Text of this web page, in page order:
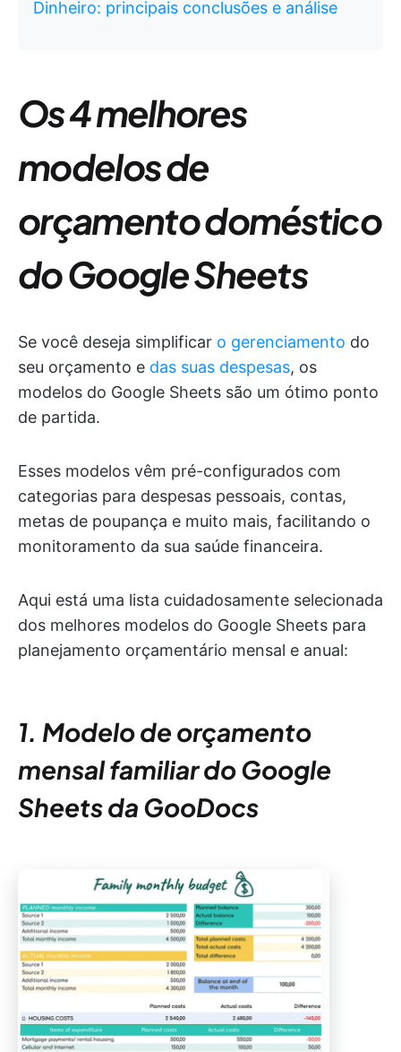
Dinheiro: principais conclusões e análise
Os 4 melhores
modelos de
orçamento doméstico
do Google Sheets
Se você deseja simplificar o gerenciamento do
seu orçamento e das suas despesas, os
modelos do Google Sheets são um ótimo ponto
de partida.
Esses modelos vêm pré-configurados com
categorias para despesas pessoais, contas,
metas de poupança e muito mais, facilitando o
monitoramento da sua saúde financeira.
Aqui está uma lista cuidadosamente selecionada
dos melhores modelos do Google Sheets para
planejamento orçamentário mensal e anual:
1. Modelo de orçamento
mensal familiar do Google
Sheets da GooDocs